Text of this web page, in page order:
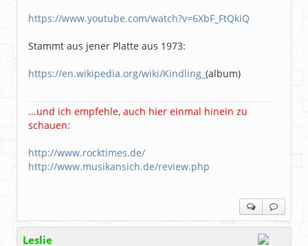
https://www.youtube.com/watch?v=6XbF_FtQkiQ
Stammt aus jener Platte aus 1973:
https://en.wikipedia.org/wiki/Kindling_ (album)
...und ich empfehle, auch hier einmal hinein zu
schauen:
http://www.rocktimes.de/
http://www.musikansich.de/review.php
Leslie